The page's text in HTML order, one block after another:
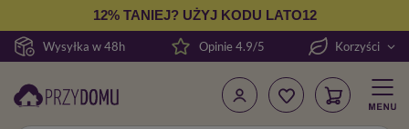
Wysyłka w 48h
12% TANIEJ? UŻYJ KODU LATO12
Opinie 4.9/5 Korzyści